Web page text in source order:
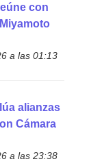
con
a las 01:13
alianzas
Cámara
a las 23:38